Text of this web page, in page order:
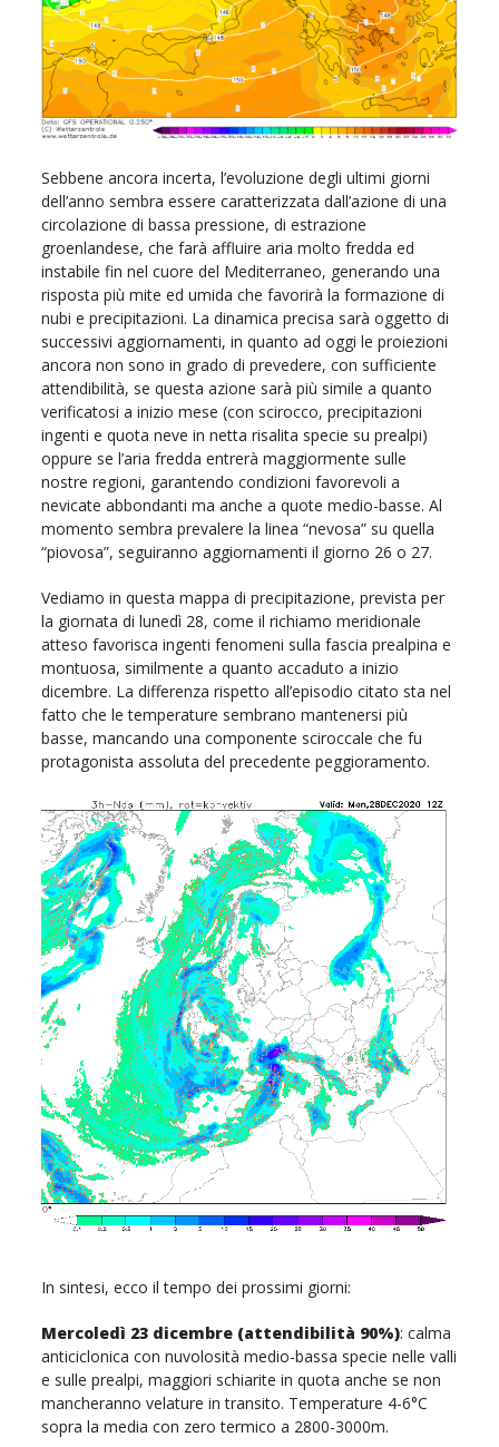
Sebbene ancora incerta, l’evoluzione degli ultimi giorni
dell’anno sembra essere caratterizzata dall’azione di una
circolazione di bassa pressione, di estrazione
groenlandese, che farà affluire aria molto fredda ed
instabile fin nel cuore del Mediterraneo, generando una
risposta più mite ed umida che favorirà la formazione di
nubi e precipitazioni. La dinamica precisa sarà oggetto di
successivi aggiornamenti, in quanto ad oggi le proiezioni
ancora non sono in grado di prevedere, con sufficiente
attendibilità, se questa azione sarà più simile a quanto
verificatosi a inizio mese (con scirocco, precipitazioni
ingenti e quota neve in netta risalita specie su prealpi)
oppure se l’aria fredda entrerà maggiormente sulle
nostre regioni, garantendo condizioni favorevoli a
nevicate abbondanti ma anche a quote medio-basse. Al
momento sembra prevalere la linea “nevosa” su quella
“piovosa”, seguiranno aggiornamenti il giorno 26 o 27.
Vediamo in questa mappa di precipitazione, prevista per
la giornata di lunedì 28, come il richiamo meridionale
atteso favorisca ingenti fenomeni sulla fascia prealpina e
montuosa, similmente a quanto accaduto a inizio
dicembre. La differenza rispetto all’episodio citato sta nel
fatto che le temperature sembrano mantenersi più
basse, mancando una componente sciroccale che fu
protagonista assoluta del precedente peggioramento.
In sintesi, ecco il tempo dei prossimi giorni:
Mercoledì 23 dicembre (attendibilità 90%): calma
anticiclonica con nuvolosità medio-bassa specie nelle valli
e sulle prealpi, maggiori schiarite in quota anche se non
mancheranno velature in transito. Temperature 4-6°C
sopra la media con zero termico a 2800-3000m.